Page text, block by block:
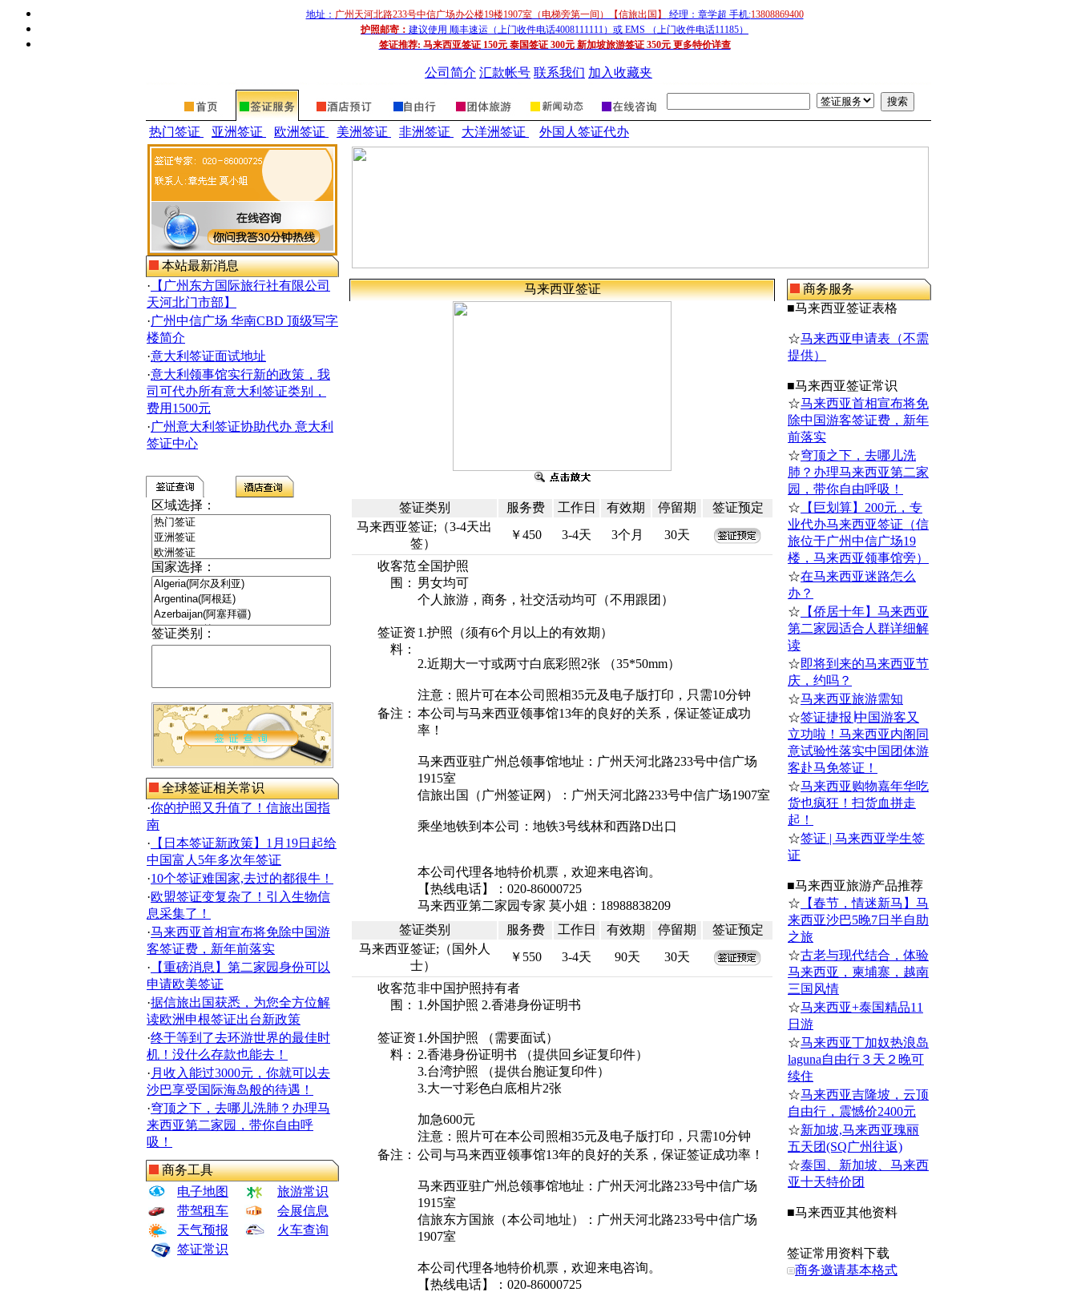
地址： 广州天河北路233号中信广场办公楼19楼1907室（电梯旁第一间）【信旅出国】 经理：章学超 手机:13808869400
护照邮寄： 建议使用 顺丰速运（上门收件电话4008111111）或 EMS （上门收件电话11185）
签证推荐: 马来西亚签证 150元 泰国签证 300元 新加坡旅游签证 350元 更多特价详查
公司简介 汇款帐号 联系我们 加入收藏夹
热门签证 亚洲签证 欧洲签证 美洲签证 非洲签证 大洋洲签证 外国人签证代办
本站最新消息
· 【广州东方国际旅行社有限公司
天河北门市部】
·广州中信广场 华南CBD 顶级写字
楼简介
·意大利签证面试地址
·意大利领事馆实行新的政策，我
司可代办所有意大利签证类别，
费用1500元
·广州意大利签证协助代办 意大利
签证中心
区域选择：
国家选择：
签证类别：
全球签证相关常识
·你的护照又升值了！信旅出国指
南
· 【日本签证新政策】1月19日起给
中国富人5年多次年签证
·10个签证难国家,去过的都很牛！
·欧盟签证变复杂了！引入生物信
息采集了！
·马来西亚首相宣布将免除中国游
客签证费，新年前落实
· 【重磅消息】第二家园身份可以
申请欧美签证
·据信旅出国获悉，为您全方位解
读欧洲申根签证出台新政策
·终于等到了去环游世界的最佳时
机！没什么存款也能去！
· 月收入能过3000元，你就可以去
沙巴享受国际海岛般的待遇！
·穹顶之下，去哪儿洗肺？办理马
来西亚第二家园，带你自由呼
吸！
商务工具
电子地图
旅游常识
带驾租车
会展信息
天气预报
火车查询
签证常识
马来西亚签证
签证类别 服务费 工作日 有效期 停留期
签证预定
马来西亚签证;（3-4天出
签）
￥450 3-4天 3个月 30天
收客范
围：
全国护照
男女均可
个人旅游，商务，社交活动均可（不用跟团）
签证资
料：
1.护照（须有6个月以上的有效期）
2.近期大一寸或两寸白底彩照2张 （35*50mm）
注意：照片可在本公司照相35元及电子版打印，只需10分钟
备注： 本公司与马来西亚领事馆13年的良好的关系，保证签证成功
率！
马来西亚驻广州总领事馆地址：广州天河北路233号中信广场
1915室
信旅出国（广州签证网）：广州天河北路233号中信广场1907室
乘坐地铁到本公司：地铁3号线林和西路D出口
本公司代理各地特价机票，欢迎来电咨询。
【热线电话】：020-86000725
马来西亚第二家园专家 莫小姐：18988838209
签证类别
服务费 工作日 有效期 停留期
签证预定
马来西亚签证;（国外人
士）
￥550 3-4天 90天 30天
收客范
围：
非中国护照持有者
1.外国护照 2.香港身份证明书
签证资
料：
1.外国护照 （需要面试）
2.香港身份证明书 （提供回乡证复印件）
3.台湾护照 （提供台胞证复印件）
3.大一寸彩色白底相片2张
加急600元
注意：照片可在本公司照相35元及电子版打印，只需10分钟
备注： 公司与马来西亚领事馆13年的良好的关系，保证签证成功率！
马来西亚驻广州总领事馆地址：广州天河北路233号中信广场
1915室
信旅东方国旅（本公司地址）：广州天河北路233号中信广场
1907室
本公司代理各地特价机票，欢迎来电咨询。
【热线电话】：020-86000725
商务服务
■马来西亚签证表格
☆马来西亚申请表（不需
提供）
■马来西亚签证常识
☆马来西亚首相宣布将免
除中国游客签证费，新年
前落实
☆穹顶之下，去哪儿洗
肺？办理马来西亚第二家
园，带你自由呼吸！
☆ 【巨划算】200元，专
业代办马来西亚签证（信
旅位于广州中信广场19
楼，马来西亚领事馆旁）
☆在马来西亚迷路怎么
办？
☆ 【侨居十年】马来西亚
第二家园适合人群详细解
读
☆即将到来的马来西亚节
庆，约吗？
☆马来西亚旅游需知
☆签证捷报∣中国游客又
立功啦！马来西亚内阁同
意试验性落实中国团体游
客赴马免签证！
☆马来西亚购物嘉年华吃
货也疯狂！扫货血拼走
起！
☆签证 | 马来西亚学生签
证
■马来西亚旅游产品推荐
☆ 【春节，情迷新马】马
来西亚沙巴5晚7日半自助
之旅
☆古老与现代结合，体验
马来西亚，柬埔寨，越南
三国风情
☆马来西亚+泰国精品11
日游
☆马来西亚丁加奴热浪岛
laguna自由行３天２晚可
续住
☆马来西亚吉隆坡，云顶
自由行，震憾价2400元
☆新加坡,马来西亚瑰丽
五天团(SQ广州往返)
☆泰国、新加坡、马来西
亚十天特价团
■马来西亚其他资料
签证常用资料下载
商务邀请基本格式